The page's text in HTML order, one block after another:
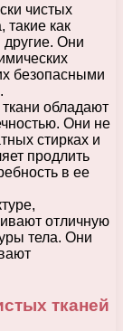
чистых
такие как
другие. Они
безопасными
ткани обладают
Они не
стирках и
продлить
в ее
отличную
тела. Они
тканей